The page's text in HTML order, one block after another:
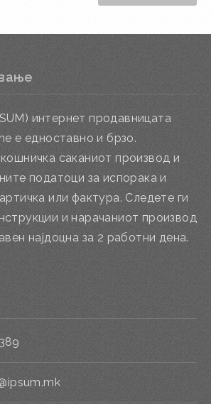
интернет продавницата
е едноставно и брзо.
саканиот производ и
податоци за испорака и
или фактура. Следете ги
и нарачаниот производ
најдоцна за 2 работни дена.